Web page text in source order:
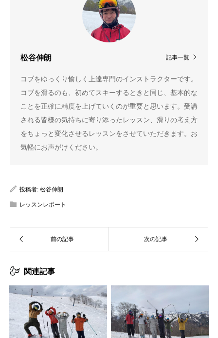
記事一覧
松谷伸朗
コブをゆっくり愉しく上達専門のインストラクターです。
コブを滑るのも、初めてスキーするときと同じ、基本的な
ことを正確に精度を上げていくのが重要と思います。受講
される皆様の気持ちに寄り添ったレッスン、滑りの考え方
をちょっと変化させるレッスンをさせていただきます。お
気軽にお声がけください。
投稿者: 松谷伸朗
レッスンレポート
関連記事